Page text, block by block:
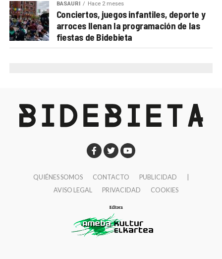
BASAURI Hace 2 meses
Conciertos, juegos infantiles, deporte y
arroces llenan la programación de las
fiestas de Bidebieta
QUIÉNES SOMOS CONTACTO PUBLICIDAD
AVISO LEGAL
PRIVACIDAD COOKIES